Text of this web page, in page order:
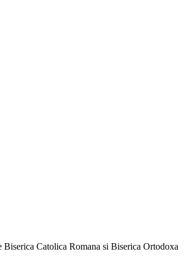
Catolica Romana si Biserica Ortodoxa